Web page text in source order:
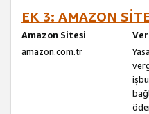
EK 3: AMAZON
Amazon Sitesi
amazon.com.tr